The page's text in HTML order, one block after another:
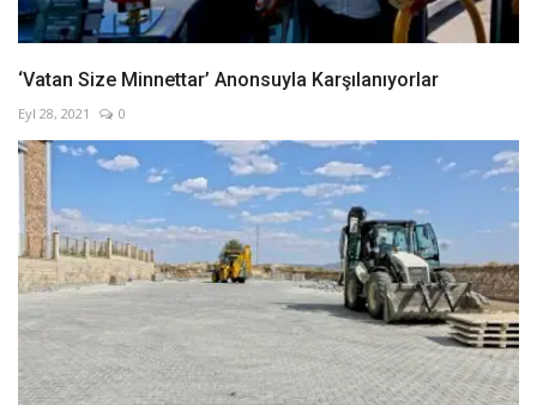
‘Vatan Size Minnettar’ Anonsuyla Karşılanıyorlar
Eyl 28, 2021 0